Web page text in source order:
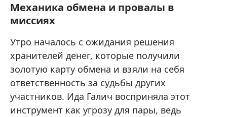
Механика обмена и провалы в
миссиях
Утро началось с ожидания решения
хранителей денег, которые получили
золотую карту обмена и взяли на себя
ответственность за судьбы других
участников. Ида Галич восприняла этот
инструмент как угрозу для пары, ведь